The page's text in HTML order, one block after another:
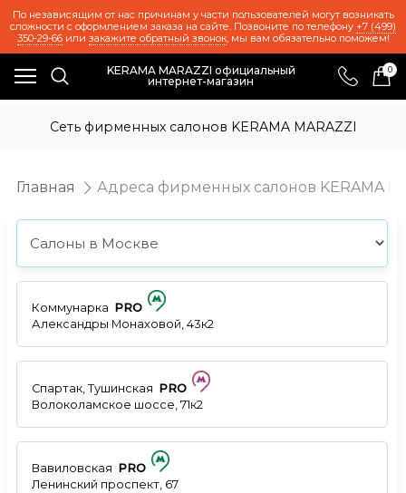
По независящим от нас причинам у части пользователей могут возникать
сложности с оформлением заказа на сайте. Позвоните по телефону +7 (499)
350-29-66или закажите обратный звонок, мы вам обязательно поможем!
KERAMA MARAZZI официальный
интернет-магазин
0
Сеть фирменных салонов KERAMA MARAZZI
Главная Адреса фирменных салонов KERAMA
Коммунарка PRO
Александры Монаховой, 43к2
Спартак, Тушинская PRO
Волоколамское шоссе, 71к2
Вавиловская PRO
Ленинский проспект, 67